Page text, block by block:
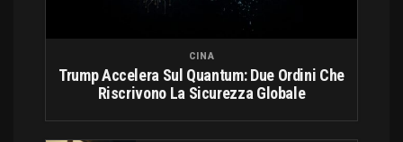
CINA
Trump Accelera Sul Quantum: Due Ordini Che
Riscrivono La Sicurezza Globale